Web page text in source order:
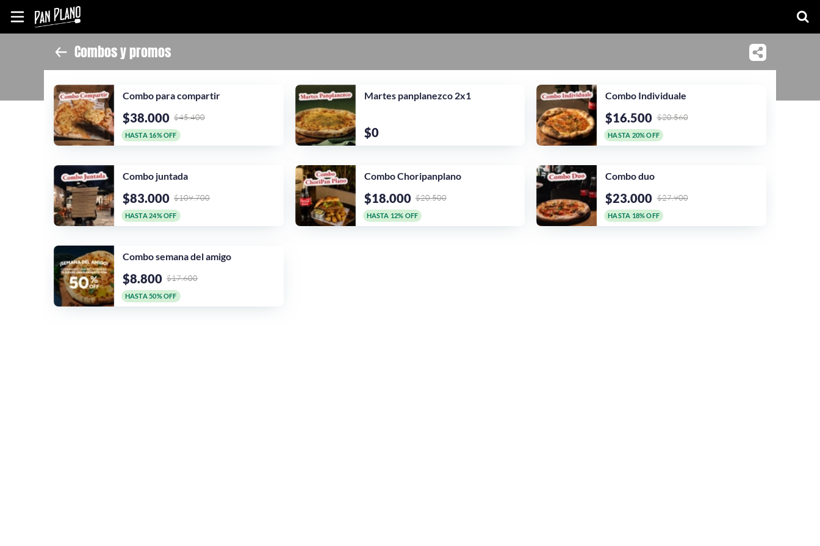
Información
Ubicación
Combos y promos
Combo para compartir
$45.400
$38.000
HASTA 16% OFF
Martes panplanezco 2x1
$0
Combo Individuale
$20.560
$16.500
HASTA 20% OFF
Combo juntada
$109.700
$83.000
HASTA 24% OFF
Combo Choripanplano
$20.500
$18.000
HASTA 12% OFF
Combo duo
$27.900
$23.000
HASTA 18% OFF
Combo semana del amigo
$17.600
$8.800
HASTA 50% OFF